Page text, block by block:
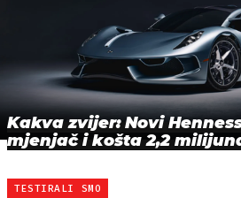
Kakva zvijer: Novi
mjenjač i košta 2,2
TESTIRALI SMO